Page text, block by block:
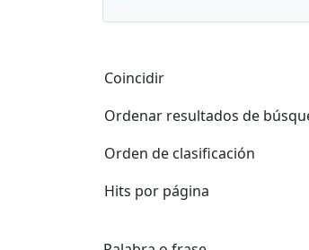
Coincidir
Ordenar resultados de
Orden de clasificación
Hits por página